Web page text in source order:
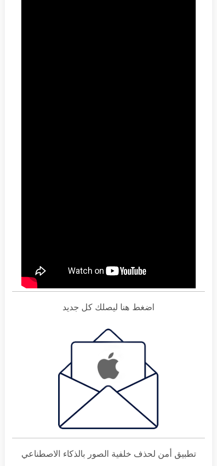
اضغط هنا ليصلك كل جديد
تطبيق أمن لحذف خلفية الصور بالذكاء الاصطناعي